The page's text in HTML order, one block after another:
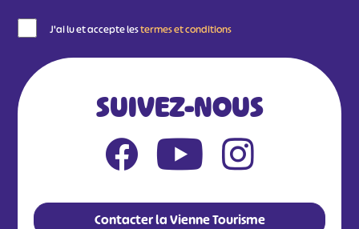
J'ai lu et accepte lestermes et conditions
SUIVEZ-NOUS
Contacter la Vienne Tourisme